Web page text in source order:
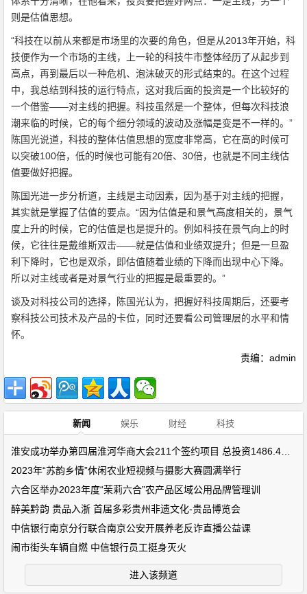
则是估值思想。
“科技在以前从来都是市场里的次要的角色，但是从2013年开始，科
技便作为一个市场的主线，上一轮的科技牛市整体经历了从起步到
高点，再到最后以一种危机、泡沫破灭的形式结束的。在这个过程
中，我总结到科技的运行特点，这对我后面的投资是一个比较好的
一个借鉴——对主线的把握。科技虽然是一个整体，但每次科技浪
潮来临的时候，它的每个细分领域的波动及涨幅是变是不一样的。”
陈国光说道，科技的整体估值思想的宽度非常高，它在高的时候可
以突破100倍，低的时候也可能有20倍、30倍，也就是不同主线估
值要做好把握。
陈国光进一步分析道，主线是主动因素，因为基于对主线的把握，
其实就是掌握了估值的要点。“因为估值是和景气高度相关的，景气
度上升的时候，它的估值是也是提升的。例如科技在景气向上的时
候，它往往是戴维斯双击——就是估值和业绩双提升；但是一旦盈
利下降时，它也是双杀，即估值随着业绩的下降而出现中心下降。
所以对主线或者是对景气行业的把握是最重要的。”
谈及对科技公司的选择，陈国光认为，把握好科技周期后，还要考
察科技公司技术及产品的卡位，同时还要看公司管理层的水平和情
怀。
责编：admin
新闻 娱乐 财经 科技
2023年“苏韵乡情”休闲农业短视频与摄影大赛圆满举行
六合区举办2023年度“茉莉六合”农产品区域公用品牌管理训
醉美黔韵 贵品入浙 首届多彩贵州非遗文化-贵品博览会
中信银行南京分行联合南京公安开展养老反诈直播公益课
闹市街头车辆自燃 中信银行员工挺身灭火
进入该频道